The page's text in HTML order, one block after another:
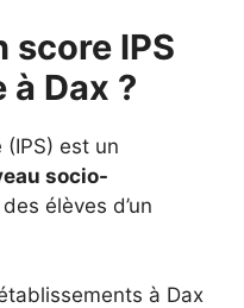
score IPS
Dax ?
(IPS) est un
socio-
des élèves d’un
à Dax